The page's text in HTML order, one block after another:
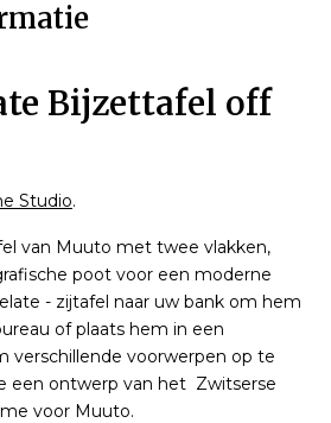
Bijzettafel off
Studio.
van Muuto met twee vlakken,
poot voor een moderne
- zijtafel naar uw bank om hem
of plaats hem in een
verschillende voorwerpen op te
een ontwerp van het Zwitserse
voor Muuto.